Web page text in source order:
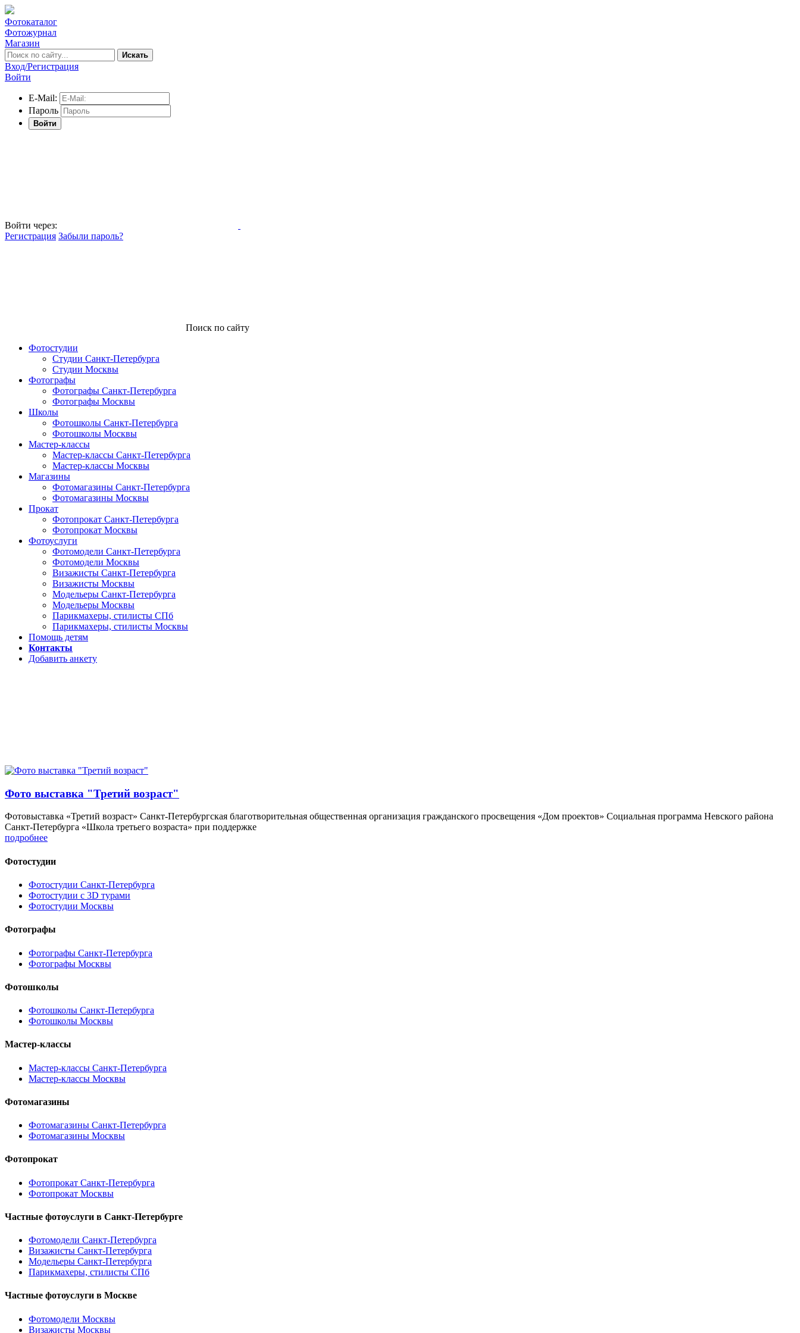
Фотокаталог
Фотожурнал
Магазин
Искать
Вход/Регистрация
Войти
E-Mail:
Пароль
Войти
Войти через:
Регистрация Забыли пароль?
Поиск по сайту
Фотостудии
Студии Санкт-Петербурга
Студии Москвы
Фотографы
Фотографы Санкт-Петербурга
Фотографы Москвы
Школы
Фотошколы Санкт-Петербурга
Фотошколы Москвы
Мастер-классы
Мастер-классы Санкт-Петербурга
Мастер-классы Москвы
Магазины
Фотомагазины Санкт-Петербурга
Фотомагазины Москвы
Прокат
Фотопрокат Санкт-Петербурга
Фотопрокат Москвы
Фотоуслуги
Фотомодели Санкт-Петербурга
Фотомодели Москвы
Визажисты Санкт-Петербурга
Визажисты Москвы
Модельеры Санкт-Петербурга
Модельеры Москвы
Парикмахеры, стилисты СПб
Парикмахеры, стилисты Москвы
Помощь детям
Контакты
Добавить анкету
Фото выставка "Третий возраст"
Фотовыставка «Третий возраст» Санкт-Петербургская благотворительная общественная организация гражданского просвещения «Дом проектов» Социальная программа Невского района
Санкт-Петербурга «Школа третьего возраста» при поддержке
подробнее
Фотостудии
Фотостудии Санкт-Петербурга
Фотостудии с 3D турами
Фотостудии Москвы
Фотографы
Фотографы Санкт-Петербурга
Фотографы Москвы
Фотошколы
Фотошколы Санкт-Петербурга
Фотошколы Москвы
Мастер-классы
Мастер-классы Санкт-Петербурга
Мастер-классы Москвы
Фотомагазины
Фотомагазины Санкт-Петербурга
Фотомагазины Москвы
Фотопрокат
Фотопрокат Санкт-Петербурга
Фотопрокат Москвы
Частные фотоуслуги в Санкт-Петербурге
Фотомодели Санкт-Петербурга
Визажисты Санкт-Петербурга
Модельеры Санкт-Петербурга
Парикмахеры, стилисты СПб
Частные фотоуслуги в Москве
Фотомодели Москвы
Визажисты Москвы